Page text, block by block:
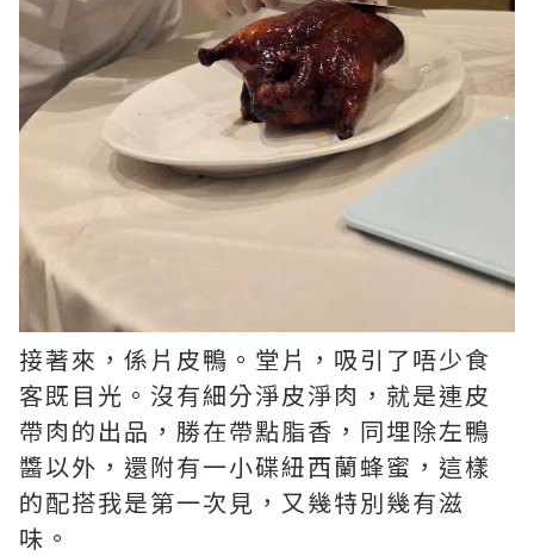
接著來，係片皮鴨。堂片，吸引了唔少食
客既目光。沒有細分淨皮淨肉，就是連皮
帶肉的出品，勝在帶點脂香，同埋除左鴨
醬以外，還附有一小碟紐西蘭蜂蜜，這樣
的配搭我是第一次見，又幾特別幾有滋
味。